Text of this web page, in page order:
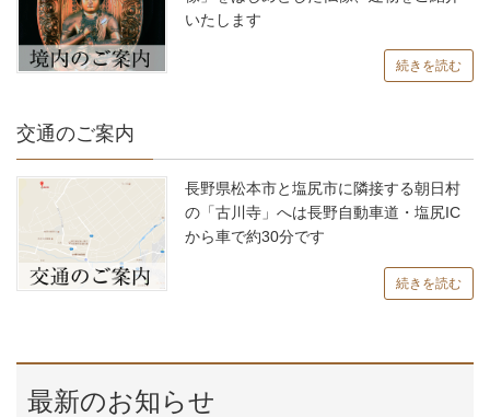
いたします
続きを読む
交通のご案内
長野県松本市と塩尻市に隣接する朝日村
の「古川寺」へは長野自動車道・塩尻IC
から車で約30分です
続きを読む
最新のお知らせ